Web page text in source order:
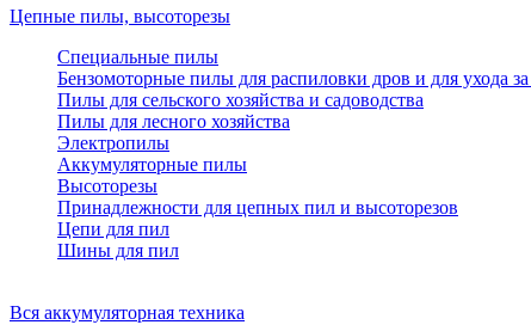
Цепные пилы, высоторезы
Специальные пилы
Бензомоторные пилы для распиловки дров и для ухода
Пилы для сельского хозяйства и садоводства
Пилы для лесного хозяйства
Электропилы
Аккумуляторные пилы
Высоторезы
Принадлежности для цепных пил и высоторезов
Цепи для пил
Шины для пил
Вся аккумуляторная техника